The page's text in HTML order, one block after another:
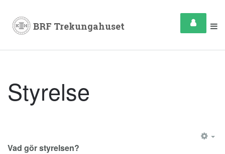
Styrelse
Vad gör styrelsen?